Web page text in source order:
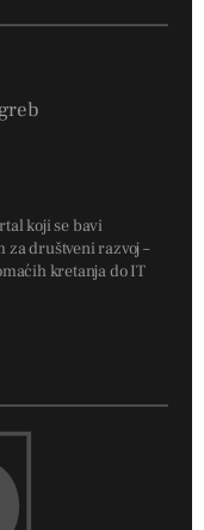
koji se bavi
društveni razvoj –
kretanja do IT